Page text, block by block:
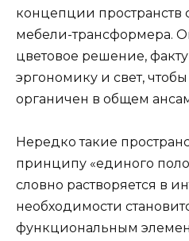
концепции пространств
мебели-трансформера.
цветовое решение,
эргономику и свет,
органичен в общем
Нередко такие
принципу «единого
словно растворяется в
необходимости
функциональным